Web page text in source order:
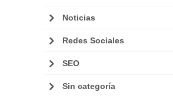
Noticias
Redes Sociales
SEO
Sin categoría